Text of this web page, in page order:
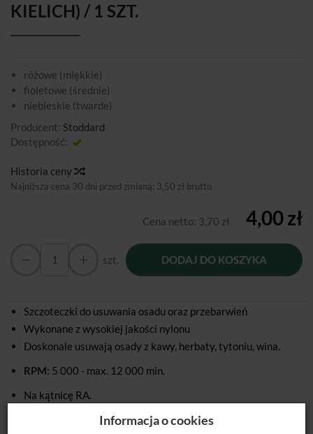
KIELICH) / 1 SZT.
różowe (miękkie)
fioletowe (średnie)
niebieskie (twarde)
Producent: Stoddard
Dostępność:
Historia ceny
Najniższa cena 30 dni przed zmianą: 3,50 zł brutto
Cena netto: 3,70 zł 4,00 zł
szt. DODAJ DO KOSZYKA
Szczoteczki do usuwania osadu oraz przebarwień
Wykonane z wysokiej jakości nylonu
Doskonale usuwają osady z kawy, herbaty, tytoniu, wina.
RPM: 5 000 - max. 12 000 min.
Na kątnicę RA.
Dostępne twardości szczoteczek:,
Informacja o cookies